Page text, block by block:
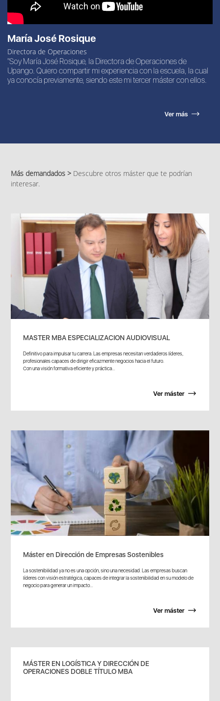
María José Rosique
Directora de Operaciones
"Soy María José Rosique, la Directora de Operaciones de
Upango. Quiero compartir mi experiencia con la escuela, la cual
ya conocía previamente, siendo este mi tercer máster con ellos.
Ver más
Más demandados > Descubre otros máster que te podrían
interesar.
MASTER MBA ESPECIALIZACION AUDIOVISUAL
Definitivo para impulsar tu carrera. Las empresas necesitan verdaderos líderes,
profesionales capaces de dirigir eficazmente negocios hacia el futuro.
Con una visión formativa eficiente y práctica...
Ver máster
Máster en Dirección de Empresas Sostenibles
La sostenibilidad ya no es una opción, sino una necesidad. Las empresas buscan
líderes con visión estratégica, capaces de integrar la sostenibilidad en su modelo de
negocio para generar un impacto...
Ver máster
MÁSTER EN LOGÍSTICA Y DIRECCIÓN DE
OPERACIONES DOBLE TÍTULO MBA